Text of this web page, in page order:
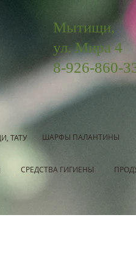
Мытищи,
ул. Мира 4
8-926-860-
ТАТУ ШАРФЫ ПАЛАНТИНЫ
СРЕДСТВА ГИГИЕНЫ